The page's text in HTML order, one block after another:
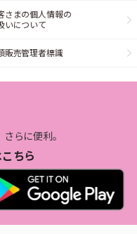
さまの個人情報の
いについて
販売管理者標識
らに便利。
ちら